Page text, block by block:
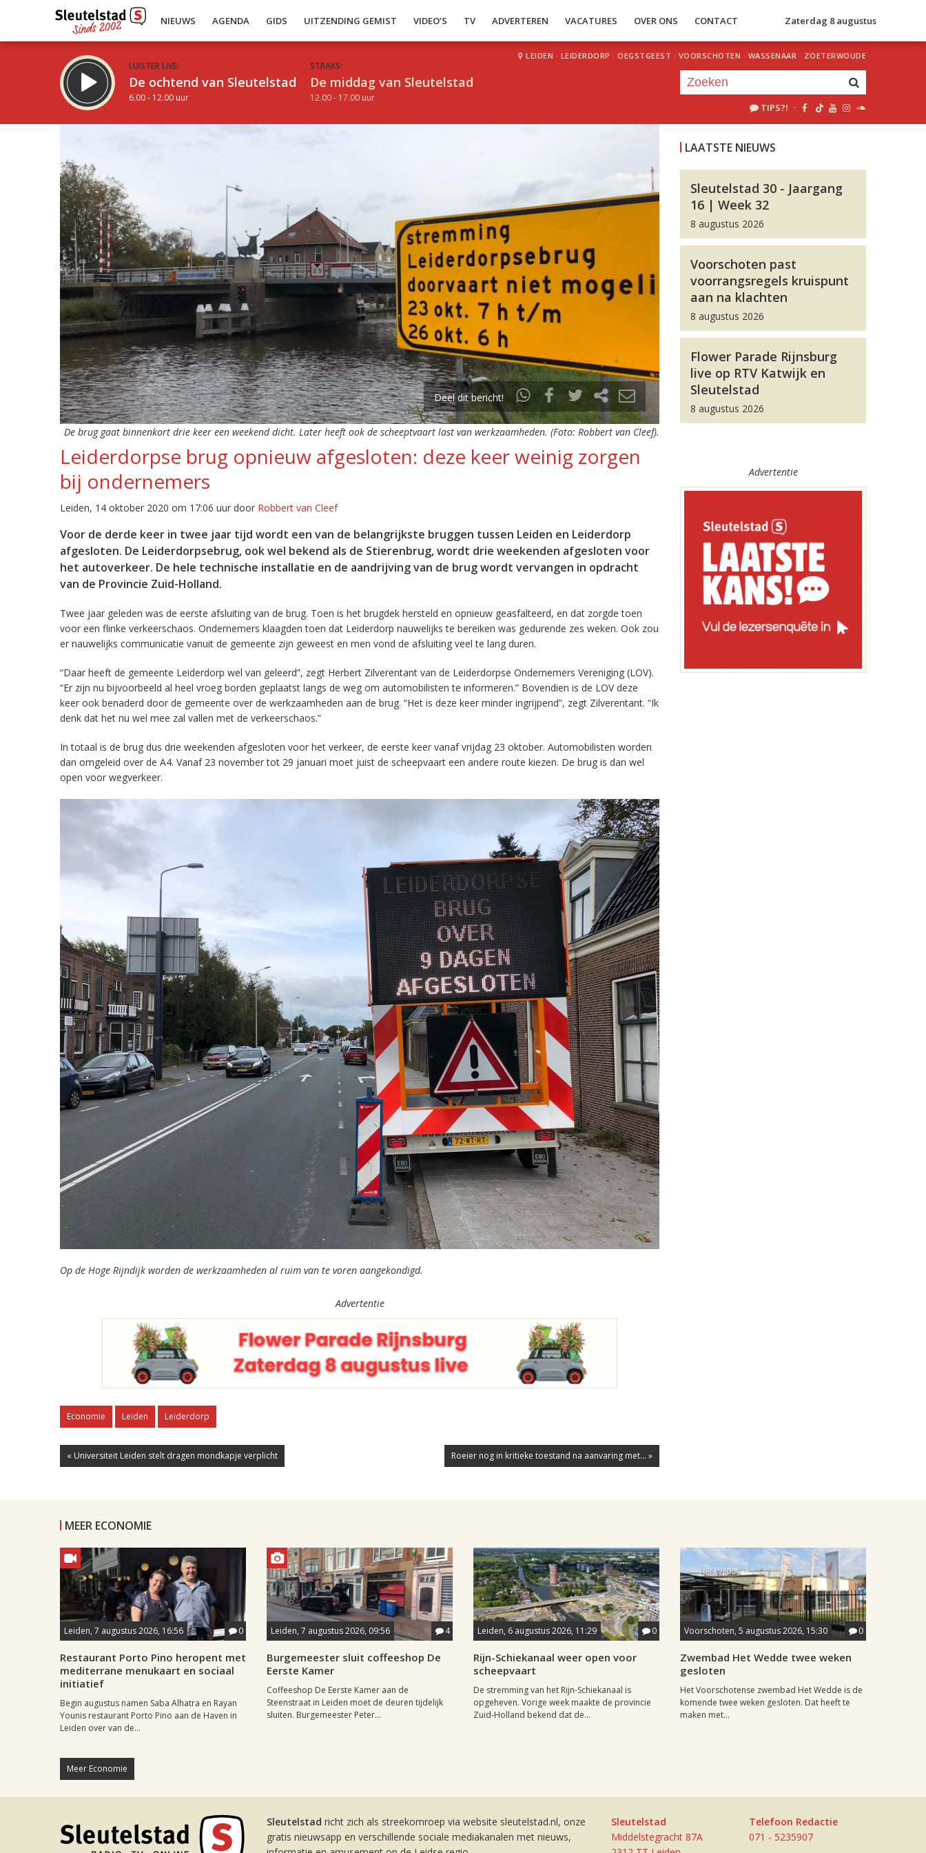
NIEUWS AGENDA GIDS UITZENDING GEMIST VIDEO’S TV ADVERTEREN VACATURES OVER ONS CONTACT Zaterdag 8 augustus
LUISTER LIVE:
De ochtend van Sleutelstad
6.00 - 12.00 uur
STRAKS:
De middag van Sleutelstad
12.00 - 17.00 uur
LEIDEN · LEIDERDORP · OEGSTGEEST · VOORSCHOTEN · WASSENAAR · ZOETERWOUDE
TIPS?! ·
Inklappen
Deel dit bericht!
De brug gaat binnenkort drie keer een weekend dicht. Later heeft ook de scheeptvaart last van werkzaamheden. (Foto: Robbert van Cleef).
Leiderdorpse brug opnieuw afgesloten: deze keer weinig zorgen
bij ondernemers
Leiden, 14 oktober 2020 om 17:06 uur door Robbert van Cleef
Voor de derde keer in twee jaar tijd wordt een van de belangrijkste bruggen tussen Leiden en Leiderdorp
afgesloten. De Leiderdorpsebrug, ook wel bekend als de Stierenbrug, wordt drie weekenden afgesloten voor
het autoverkeer. De hele technische installatie en de aandrijving van de brug wordt vervangen in opdracht
van de Provincie Zuid-Holland.
Twee jaar geleden was de eerste afsluiting van de brug. Toen is het brugdek hersteld en opnieuw geasfalteerd, en dat zorgde toen
voor een flinke verkeerschaos. Ondernemers klaagden toen dat Leiderdorp nauwelijks te bereiken was gedurende zes weken. Ook zou
er nauwelijks communicatie vanuit de gemeente zijn geweest en men vond de afsluiting veel te lang duren.
“Daar heeft de gemeente Leiderdorp wel van geleerd”, zegt Herbert Zilverentant van de Leiderdorpse Ondernemers Vereniging (LOV).
“Er zijn nu bijvoorbeeld al heel vroeg borden geplaatst langs de weg om automobilisten te informeren.” Bovendien is de LOV deze
keer ook benaderd door de gemeente over de werkzaamheden aan de brug. “Het is deze keer minder ingrijpend”, zegt Zilverentant. “Ik
denk dat het nu wel mee zal vallen met de verkeerschaos.”
In totaal is de brug dus drie weekenden afgesloten voor het verkeer, de eerste keer vanaf vrijdag 23 oktober. Automobilisten worden
dan omgeleid over de A4. Vanaf 23 november tot 29 januari moet juist de scheepvaart een andere route kiezen. De brug is dan wel
open voor wegverkeer.
Op de Hoge Rijndijk worden de werkzaamheden al ruim van te voren aangekondigd.
Advertentie
Economie Leiden Leiderdorp
« Universiteit Leiden stelt dragen mondkapje verplicht Roeier nog in kritieke toestand na aanvaring met... »
LAATSTE NIEUWS
Sleutelstad 30 - Jaargang
16 | Week 32
8 augustus 2026
Voorschoten past
voorrangsregels kruispunt
aan na klachten
8 augustus 2026
Flower Parade Rijnsburg
live op RTV Katwijk en
Sleutelstad
8 augustus 2026
Advertentie
MEER ECONOMIE
Leiden, 7 augustus 2026, 16:56 0
Restaurant Porto Pino heropent met
mediterrane menukaart en sociaal
initiatief
Begin augustus namen Saba Alhatra en Rayan
Younis restaurant Porto Pino aan de Haven in
Leiden over van de...
Leiden, 7 augustus 2026, 09:56 4
Burgemeester sluit coffeeshop De
Eerste Kamer
Coffeeshop De Eerste Kamer aan de
Steenstraat in Leiden moet de deuren tijdelijk
sluiten. Burgemeester Peter...
Leiden, 6 augustus 2026, 11:29 0
Rijn-Schiekanaal weer open voor
scheepvaart
De stremming van het Rijn-Schiekanaal is
opgeheven. Vorige week maakte de provincie
Zuid-Holland bekend dat de...
Voorschoten, 5 augustus 2026, 15:30 0
Zwembad Het Wedde twee weken
gesloten
Het Voorschotense zwembad Het Wedde is de
komende twee weken gesloten. Dat heeft te
maken met...
Meer Economie
Sleutelstad richt zich als streekomroep via website sleutelstad.nl, onze
gratis nieuwsapp en verschillende sociale mediakanalen met nieuws,
Sleutelstad
Middelstegracht 87A
Telefoon Redactie
071 - 5235907